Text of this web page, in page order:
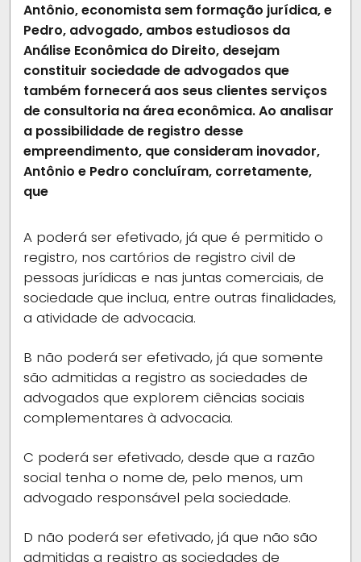
Antônio, economista sem formação jurídica, e
Pedro, advogado, ambos estudiosos da
Análise Econômica do Direito, desejam
constituir sociedade de advogados que
também fornecerá aos seus clientes serviços
de consultoria na área econômica. Ao analisar
a possibilidade de registro desse
empreendimento, que consideram inovador,
Antônio e Pedro concluíram, corretamente,
que
A poderá ser efetivado, já que é permitido o
registro, nos cartórios de registro civil de
pessoas jurídicas e nas juntas comerciais, de
sociedade que inclua, entre outras finalidades,
a atividade de advocacia.
B não poderá ser efetivado, já que somente
são admitidas a registro as sociedades de
advogados que explorem ciências sociais
complementares à advocacia.
C poderá ser efetivado, desde que a razão
social tenha o nome de, pelo menos, um
advogado responsável pela sociedade.
D não poderá ser efetivado, já que não são
admitidas a registro as sociedades de